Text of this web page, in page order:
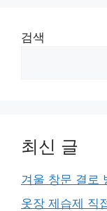
검색
최신 글
겨울 창문 결로
옷장 제습제 직